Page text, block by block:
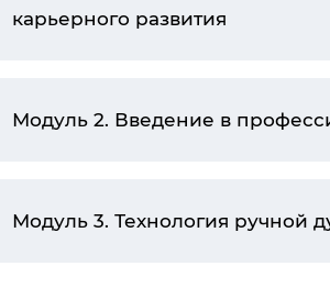
карьерного развития
Модуль 2. Введение в
Модуль 3. Технология ручной